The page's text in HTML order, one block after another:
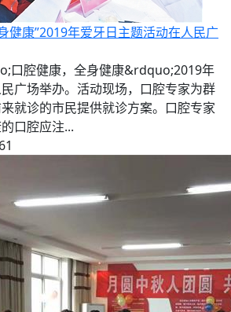
健康”2019年爱牙日主题活动在人民广
口腔健康，全身健康&rdquo;2019年
广场举办。活动现场，口腔专家为群
就诊的市民提供就诊方案。口腔专家
口腔应注...